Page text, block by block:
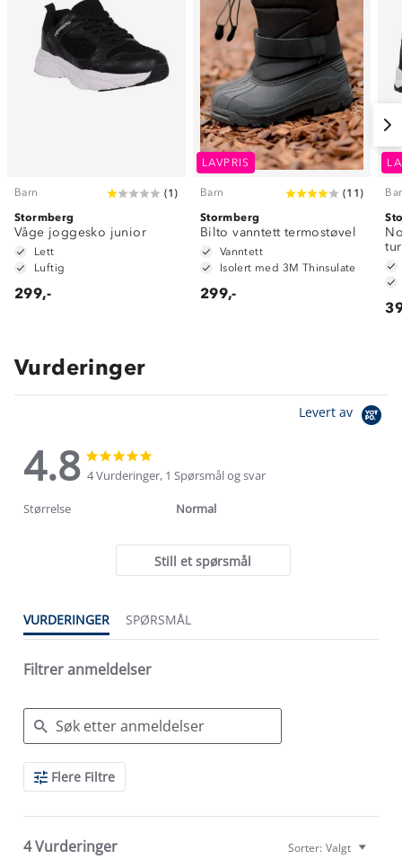
Barn (1 )
Stormberg
Våge joggesko junior
Lett
Luftig
299,-
LAVPRIS
Barn (11 )
Stormberg
Bilto vanntett termostøvel
Vanntett
Isolert med 3M Thinsulate
299,-
Vurderinger
Levert av
4.8
4.8
star
rating
star
rating
4 Vurderinger, 1 Spørsmål og svar
Størrelse Normal
Still et spørsmål
VURDERINGER SPØRSMÅL
Filtrer anmeldelser
Search
ReviewsFlere Filtre
4 Vurderinger Sorter: Valgt